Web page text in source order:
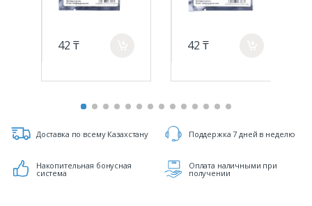
42 ₸ 42 ₸
Доставка по всему Казахстану Поддержка 7 дней в неделю
Накопительная бонусная
система
Оплата наличными при
получении